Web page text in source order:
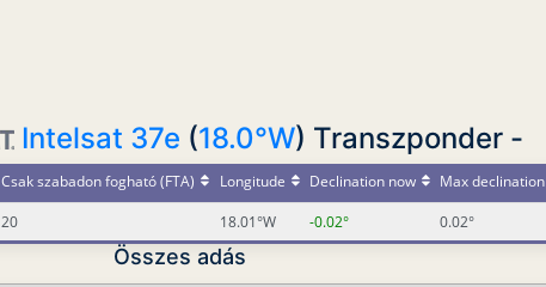
Intelsat 37e (18.0°W) Transzponder -
Csak szabadon fogható (FTA) Longitude Declination now Max declination
20 18.01°W -0.02° 0.02°
Összes adás